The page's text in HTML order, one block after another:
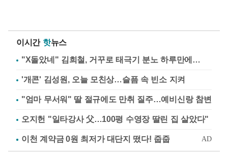
이시간 핫뉴스
"X돌았네" 김희철, 거꾸로 태극기 분노 하루만에…
'개콘' 김성원, 오늘 모친상…슬픔 속 빈소 지켜
"엄마 무서워" 딸 절규에도 만취 질주…예비신랑 참변
오지헌 "일타강사 父…100평 수영장 딸린 집 살았다"